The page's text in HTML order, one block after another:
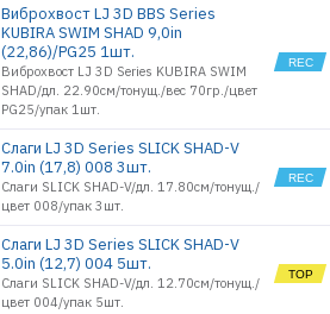
Виброхвост LJ 3D BBS Series
KUBIRA SWIM SHAD 9,0in
(22,86)/PG25 1шт.
Виброхвост LJ 3D Series KUBIRA SWIM
SHAD/дл. 22.90см/тонущ./вес 70гр./цвет
PG25/упак 1шт.
Слаги LJ 3D Series SLICK SHAD-V
7.0in (17,8) 008 3шт.
Слаги SLICK SHAD-V/дл. 17.80см/тонущ./
цвет 008/упак 3шт.
Слаги LJ 3D Series SLICK SHAD-V
5.0in (12,7) 004 5шт.
Слаги SLICK SHAD-V/дл. 12.70см/тонущ./
цвет 004/упак 5шт.